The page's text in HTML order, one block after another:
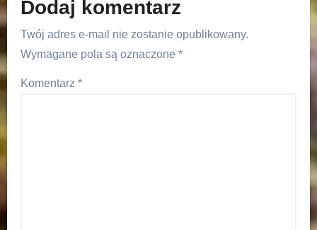
Dodaj komentarz
Twój adres e-mail nie zostanie opublikowany.
Wymagane pola są oznaczone *
Komentarz *